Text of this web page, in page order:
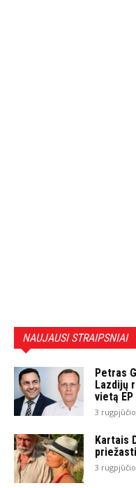
NAUJAUSI STRAIPSNIAI
Petras
Lazdijų
vietą
3
Kartais
3